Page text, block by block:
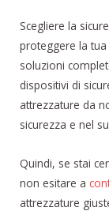
Scegliere la
proteggere la
soluzioni
dispositivi di
attrezzature da
sicurezza e nel
Quindi, se stai
non esitare a
attrezzature